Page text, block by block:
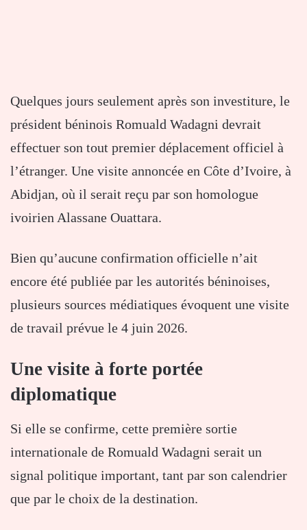
Quelques jours seulement après son investiture, le
président béninois Romuald Wadagni devrait
effectuer son tout premier déplacement officiel à
l’étranger. Une visite annoncée en Côte d’Ivoire, à
Abidjan, où il serait reçu par son homologue
ivoirien Alassane Ouattara.
Bien qu’aucune confirmation officielle n’ait
encore été publiée par les autorités béninoises,
plusieurs sources médiatiques évoquent une visite
de travail prévue le 4 juin 2026.
Une visite à forte portée
diplomatique
Si elle se confirme, cette première sortie
internationale de Romuald Wadagni serait un
signal politique important, tant par son calendrier
que par le choix de la destination.